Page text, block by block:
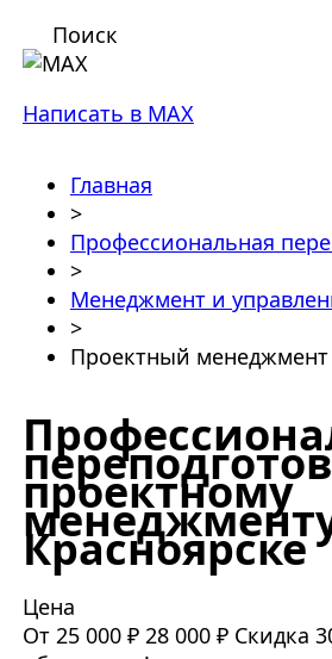
Поиск
Написать в MAX
Главная
>
Профессиональная
>
Менеджмент и
>
Проектный менеджмент
проектному
Красноярске
Цена
От 25 000 ₽ 28 000 ₽ Скидка